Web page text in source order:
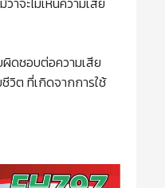
ดชอบต่อความเสีย
วิต ที่เกิดจากการใช้